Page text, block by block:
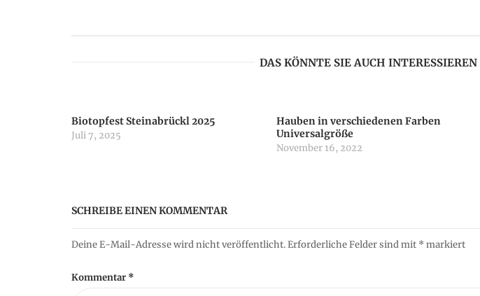
a
i
g
a
DAS KÖNNTE SIE AUCH INTERESSIEREN
Biotopfest Steinabrückl 2025
Juli 7, 2025
Hauben in verschiedenen Farben
Universalgröße
November 16, 2022
SCHREIBE EINEN KOMMENTAR
Deine E-Mail-Adresse wird nicht veröffentlicht.Erforderliche Felder sind mit * markiert
Kommentar *